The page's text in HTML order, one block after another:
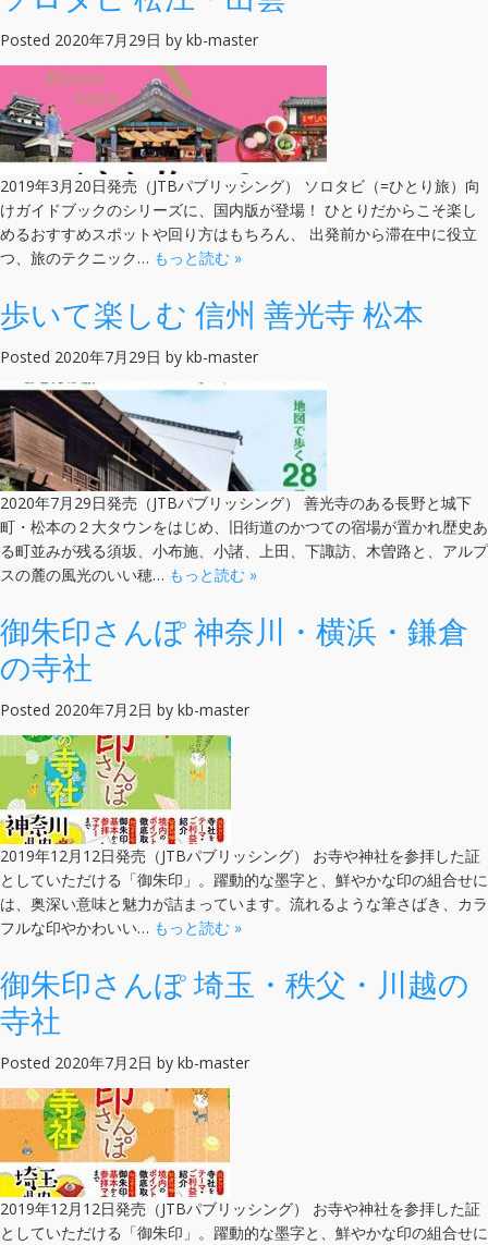
Posted 2020年7月29日 by kb-master
2019年3月20日発売（JTBパブリッシング） ソロタビ（=ひとり旅）向
けガイドブックのシリーズに、国内版が登場！ ひとりだからこそ楽し
めるおすすめスポットや回り方はもちろん、 出発前から滞在中に役立
つ、旅のテクニック… もっと読む »
歩いて楽しむ 信州 善光寺 松本
Posted 2020年7月29日 by kb-master
2020年7月29日発売（JTBパブリッシング） 善光寺のある長野と城下
町・松本の２大タウンをはじめ、旧街道のかつての宿場が置かれ歴史あ
る町並みが残る須坂、小布施、小諸、上田、下諏訪、木曽路と、アルプ
スの麓の風光のいい穂… もっと読む »
御朱印さんぽ 神奈川・横浜・鎌倉
の寺社
Posted 2020年7月2日 by kb-master
2019年12月12日発売（JTBパブリッシング） お寺や神社を参拝した証
としていただける「御朱印」。躍動的な墨字と、鮮やかな印の組合せに
は、奥深い意味と魅力が詰まっています。流れるような筆さばき、カラ
フルな印やかわいい… もっと読む »
御朱印さんぽ 埼玉・秩父・川越の
寺社
Posted 2020年7月2日 by kb-master
2019年12月12日発売（JTBパブリッシング） お寺や神社を参拝した証
としていただける「御朱印」。躍動的な墨字と、鮮やかな印の組合せに